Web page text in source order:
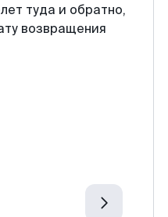
туда и обратно,
возвращения